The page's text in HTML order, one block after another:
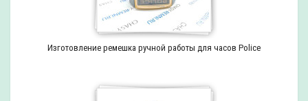
Изготовление ремешка ручной работы для часов Police